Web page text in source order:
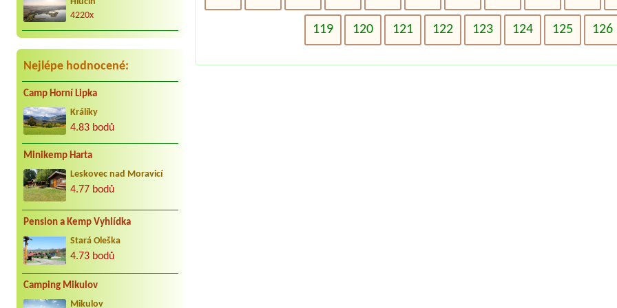
radostně. Děkujeme Vaculovi, Brno.
4220x
Nejlépe hodnocené:
Camp Horní Lipka
Králíky
4.83 bodů
Minikemp Harta
Leskovec nad Moravicí
4.77 bodů
Pension a Kemp Vyhlídka
Stará Oleška
4.73 bodů
Camping Mikulov
Mikulov
119 120 121 122 123 124 125 126